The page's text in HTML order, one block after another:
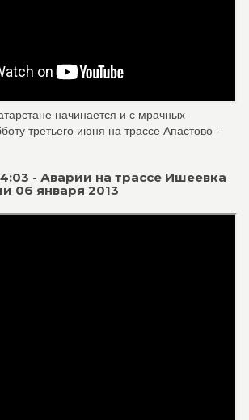
начинается и с мрачных
третьего июня на трассе Апастово -
- Аварии на трассе Ишеевка
06 января 2013